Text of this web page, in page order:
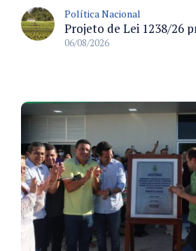
Política Nacional
06/08/2026